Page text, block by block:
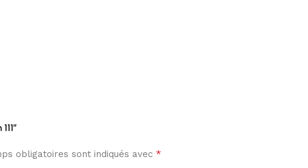
obligatoires sont indiqués avec *